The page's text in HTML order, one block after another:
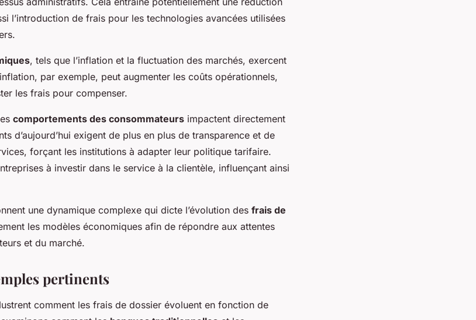
l’introduction de frais pour les technologies avancées utilisées
, tels que l’inflation et la fluctuation des marchés, exercent
par exemple, peut augmenter les coûts opérationnels,
les frais pour compenser.
comportements des consommateurs impactent directement
d’aujourd’hui exigent de plus en plus de transparence et de
forçant les institutions à adapter leur politique tarifaire.
à investir dans le service à la clientèle, influençant ainsi
une dynamique complexe qui dicte l’évolution des frais de
les modèles économiques afin de répondre aux attentes
et du marché.
pertinents
comment les frais de dossier évoluent en fonction de